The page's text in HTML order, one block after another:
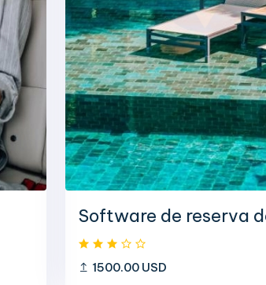
Software de reserva
1500.00 USD